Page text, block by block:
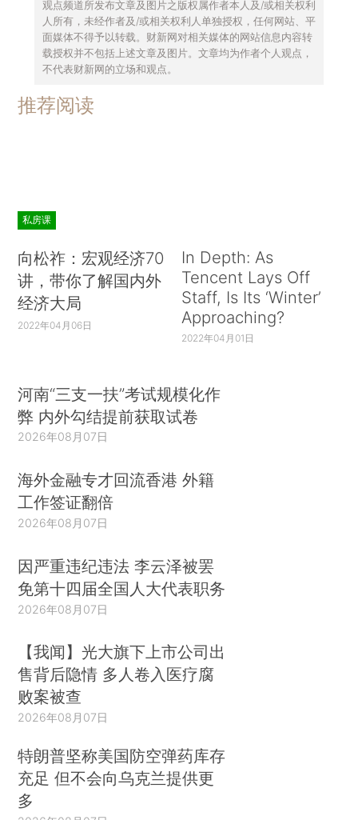
观点频道所发布文章及图片之版权属作者本人及/或相关权利
人所有，未经作者及/或相关权利人单独授权，任何网站、平
面媒体不得予以转载。财新网对相关媒体的网站信息内容转
载授权并不包括上述文章及图片。文章均为作者个人观点，
不代表财新网的立场和观点。
推荐阅读
私房课
向松祚：宏观经济70
讲，带你了解国内外
经济大局
2022年04月06日
In Depth: As
Tencent Lays Off
Staff, Is Its ‘Winter’
Approaching?
2022年04月01日
河南“三支一扶”考试规模化作
弊 内外勾结提前获取试卷
2026年08月07日
海外金融专才回流香港 外籍
工作签证翻倍
2026年08月07日
因严重违纪违法 李云泽被罢
免第十四届全国人大代表职务
2026年08月07日
【我闻】光大旗下上市公司出
售背后隐情 多人卷入医疗腐
败案被查
2026年08月07日
特朗普坚称美国防空弹药库存
充足 但不会向乌克兰提供更
多